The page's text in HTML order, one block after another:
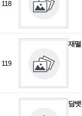
118
119
재
담